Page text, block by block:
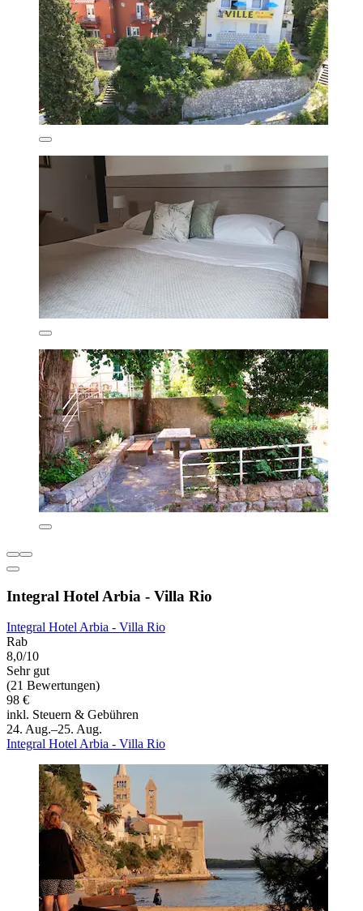
Integral Hotel Arbia - Villa Rio
Integral Hotel Arbia - Villa Rio
Rab
8,0/10
Sehr gut
(21 Bewertungen)
98 €
inkl. Steuern & Gebühren
24. Aug.–25. Aug.
Integral Hotel Arbia - Villa Rio